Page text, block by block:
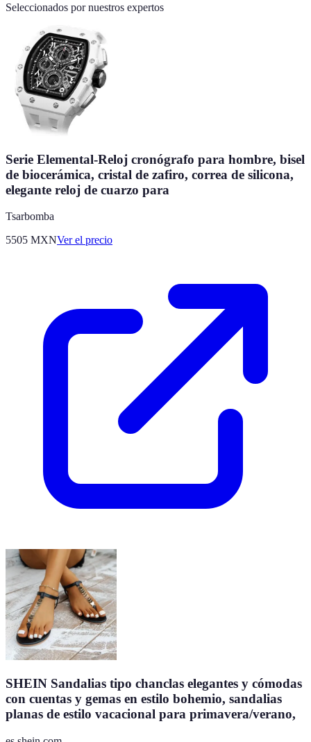
Seleccionados por nuestros expertos
Serie Elemental-Reloj cronógrafo para hombre, bisel
de biocerámica, cristal de zafiro, correa de silicona,
elegante reloj de cuarzo para
Tsarbomba
5505 MXNVer el precio
SHEIN Sandalias tipo chanclas elegantes y cómodas
con cuentas y gemas en estilo bohemio, sandalias
planas de estilo vacacional para primavera/verano,